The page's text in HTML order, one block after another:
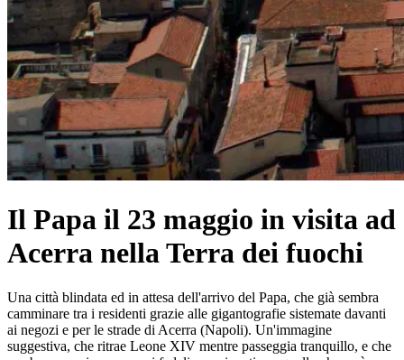
Il Papa il 23 maggio in visita ad
Acerra nella Terra dei fuochi
Una città blindata ed in attesa dell'arrivo del Papa, che già sembra
camminare tra i residenti grazie alle gigantografie sistemate davanti
ai negozi e per le strade di Acerra (Napoli). Un'immagine
suggestiva, che ritrae Leone XIV mentre passeggia tranquillo, e che